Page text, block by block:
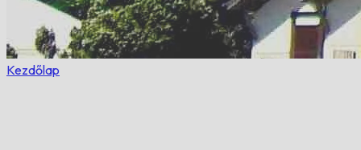
Kezdőlap